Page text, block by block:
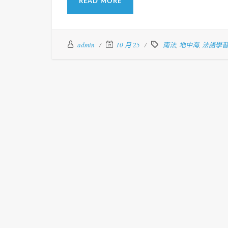
admin 10 月 25 南法, 地中海, 法語學習